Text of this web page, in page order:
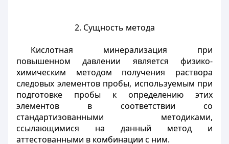
2. Сущность метода
Кислотная минерализация при
повышенном давлении является физико-
химическим методом получения раствора
следовых элементов пробы, используемым при
подготовке пробы к определению этих
элементов в соответствии со
стандартизованными методиками,
ссылающимися на данный метод и
аттестованными в комбинации с ним.